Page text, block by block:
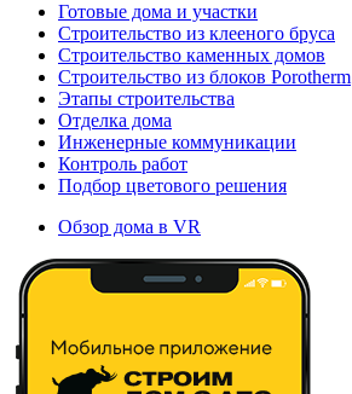
Готовые дома и участки
Строительство из клееного бруса
Строительство каменных домов
Строительство из блоков Porotherm
Этапы строительства
Отделка дома
Инженерные коммуникации
Контроль работ
Подбор цветового решения
Обзор дома в VR